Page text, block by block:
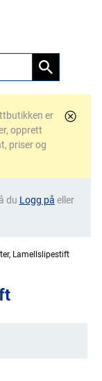
er
opprett
priser og
du Logg på eller
Lamellslipestift